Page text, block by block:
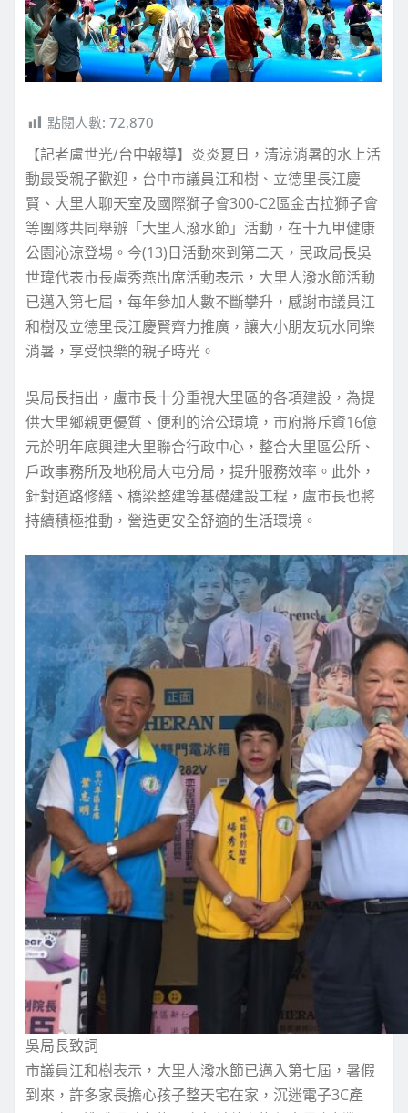
點閱人數: 72,870
【記者盧世光/台中報導】炎炎夏日，清涼消暑的水上活
動最受親子歡迎，台中市議員江和樹、立德里長江慶
賢、大里人聊天室及國際獅子會300-C2區金古拉獅子會
等團隊共同舉辦「大里人潑水節」活動，在十九甲健康
公園沁涼登場。今(13)日活動來到第二天，民政局長吳
世瑋代表市長盧秀燕出席活動表示，大里人潑水節活動
已邁入第七屆，每年參加人數不斷攀升，感謝市議員江
和樹及立德里長江慶賢齊力推廣，讓大小朋友玩水同樂
消暑，享受快樂的親子時光。
吳局長指出，盧市長十分重視大里區的各項建設，為提
供大里鄉親更優質、便利的洽公環境，市府將斥資16億
元於明年底興建大里聯合行政中心，整合大里區公所、
戶政事務所及地稅局大屯分局，提升服務效率。此外，
針對道路修繕、橋梁整建等基礎建設工程，盧市長也將
持續積極推動，營造更安全舒適的生活環境。
吳局長致詞
市議員江和樹表示，大里人潑水節已邁入第七屆，暑假
到來，許多家長擔心孩子整天宅在家，沉迷電子3C產